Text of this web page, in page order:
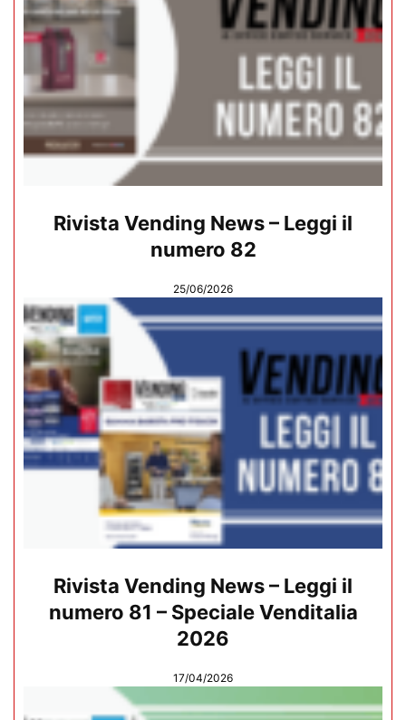
Rivista Vending News – Leggi il
numero 82
25/06/2026
Rivista Vending News – Leggi il
numero 81 – Speciale Venditalia
2026
17/04/2026